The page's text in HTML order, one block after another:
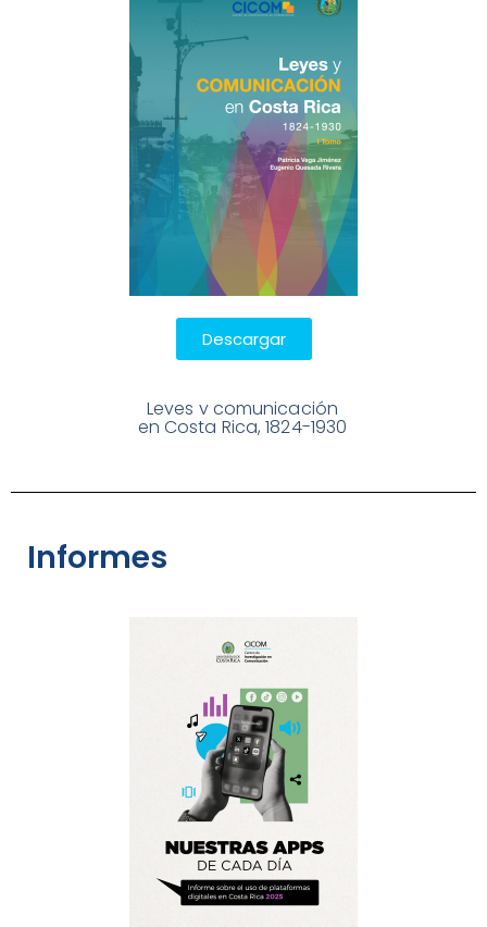
Descargar
Leyes y comunicación
en Costa Rica, 1824-1930
Informes